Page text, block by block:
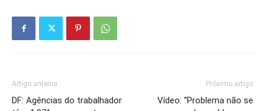
Artigo anterior
DF: Agências do trabalhador
Próximo artigo
Vídeo: “Problema não se